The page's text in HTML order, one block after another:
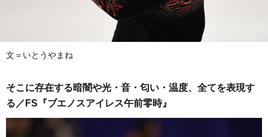
文＝いとうやまね
そこに存在する暗闇や光・音・匂い・温度、全てを表現す
る／FS『ブエノスアイレス午前零時』